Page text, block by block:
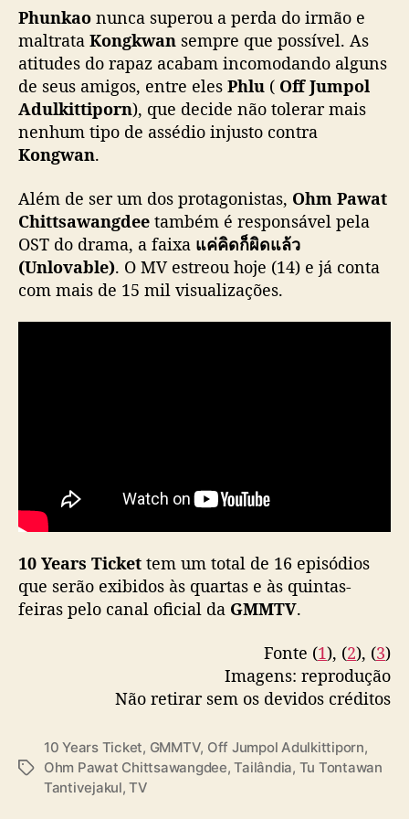
p
o
r
O
h
m
P
a
t
Phunkao nunca superou a perda do irmão e
maltrata Kongkwan sempre que possível. As
atitudes do rapaz acabam incomodando alguns
de seus amigos, entre eles Phlu ( Off Jumpol
Adulkittiporn), que decide não tolerar mais
nenhum tipo de assédio injusto contra
Kongwan.
Além de ser um dos protagonistas, Ohm Pawat
Chittsawangdee também é responsável pela
OST do drama, a faixa แค่คิดก็ผิดแล้ว
(Unlovable). O MV estreou hoje (14) e já conta
com mais de 15 mil visualizações.
10 Years Ticket tem um total de 16 episódios
que serão exibidos às quartas e às quintas-
feiras pelo canal oficial da GMMTV.
Fonte (1), (2), (3)
Imagens: reprodução
Não retirar sem os devidos créditos
T
10 Years Ticket, GMMTV, Off Jumpol Adulkittiporn,
Ohm Pawat Chittsawangdee,Tailândia, Tu Tontawan
Tantivejakul,TV